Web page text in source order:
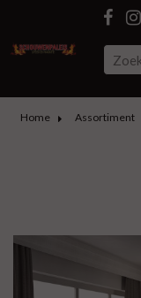
Home Assortiment